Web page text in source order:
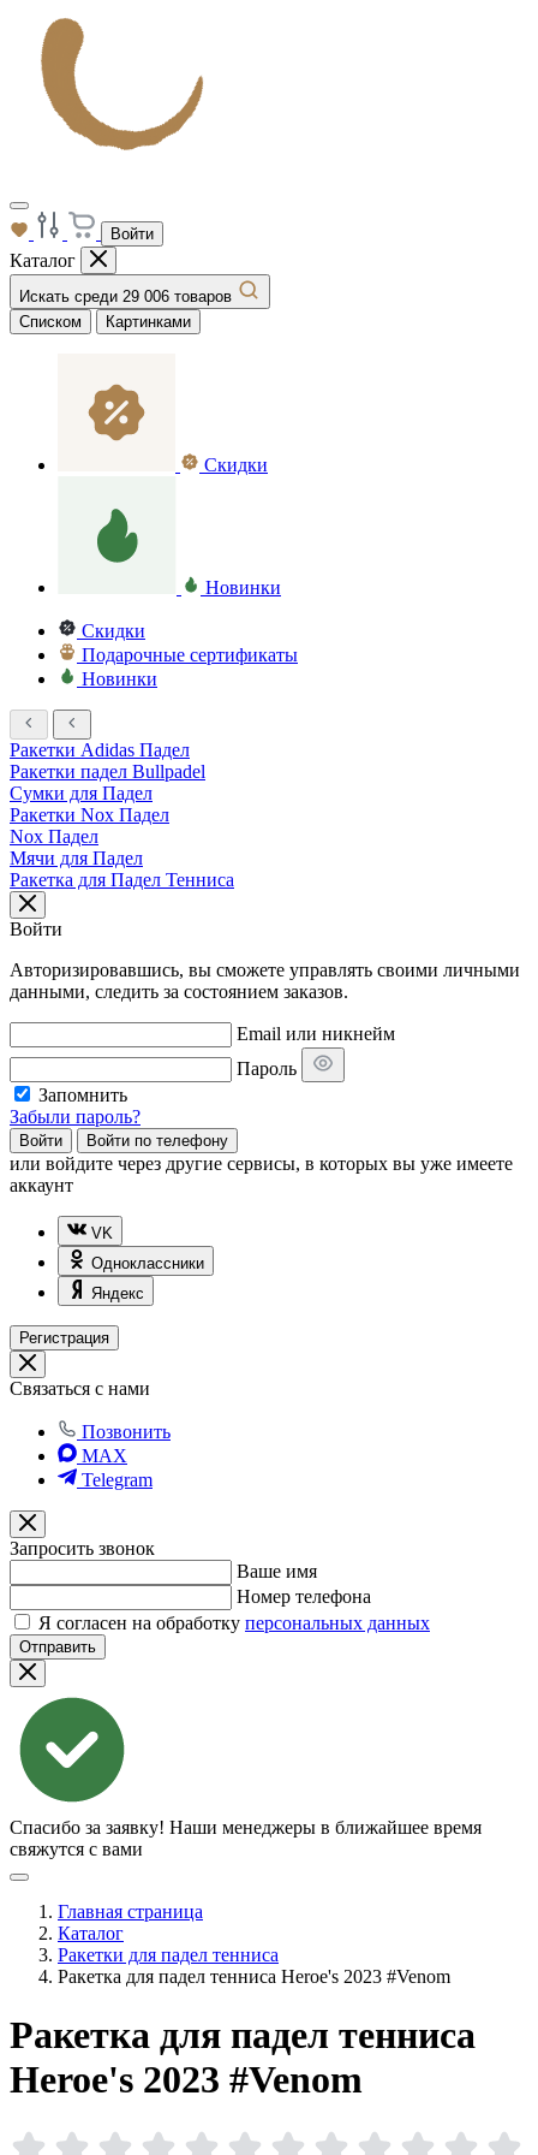
Войти
Каталог
Искать среди 29 006 товаров
Списком
Картинками
Скидки
Новинки
Скидки
Подарочные сертификаты
Новинки
Ракетки Adidas Падел
Ракетки падел Bullpadel
Сумки для Падел
Ракетки Nox Падел
Nox Падел
Мячи для Падел
Ракетка для Падел Тенниса
Войти
Авторизировавшись, вы сможете управлять своими личными
данными, следить за состоянием заказов.
Email или никнейм
Пароль
Запомнить
Забыли пароль?
Войти Войти по телефону
или войдите через другие сервисы, в которых вы уже имеете
аккаунт
VK
Одноклассники
Яндекс
Регистрация
Связаться с нами
Позвонить
MAX
Telegram
Запросить звонок
Ваше имя
Номер телефона
Я согласен на обработку персональных данных
Отправить
Спасибо за заявку! Наши менеджеры в ближайшее время
свяжутся с вами
Главная страница
Каталог
Ракетки для падел тенниса
Ракетка для падел тенниса Heroe's 2023 #Venom
Ракетка для падел тенниса
Heroe's 2023 #Venom